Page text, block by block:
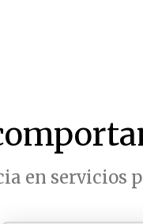
en servicios